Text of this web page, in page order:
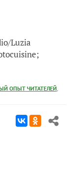
Luzia
ОПЫТ ЧИТАТЕЛЕЙ,